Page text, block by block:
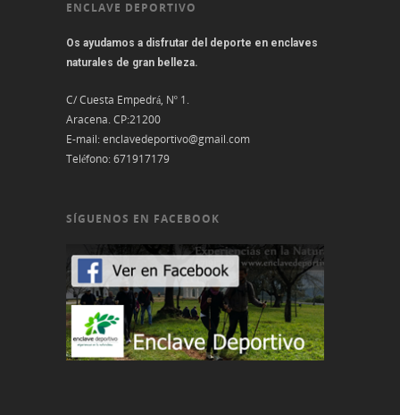
ENCLAVE DEPORTIVO
Os ayudamos a disfrutar del deporte en enclaves
naturales de gran belleza.
C/ Cuesta Empedrá, Nº 1.
Aracena. CP:21200
E-mail:enclavedeportivo@gmail.com
Teléfono:671917179
SÍGUENOS EN FACEBOOK